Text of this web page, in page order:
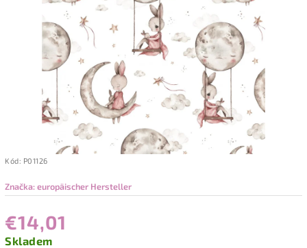
Kód: P01126
Značka:europäischer Hersteller
€14,01
Skladem